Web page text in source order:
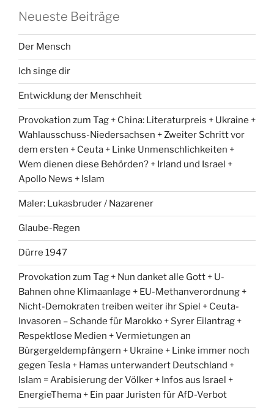
Neueste Beiträge
Der Mensch
Ich singe dir
Entwicklung der Menschheit
Provokation zum Tag + China: Literaturpreis + Ukraine +
Wahlausschuss-Niedersachsen + Zweiter Schritt vor
dem ersten + Ceuta + Linke Unmenschlichkeiten +
Wem dienen diese Behörden? + Irland und Israel +
Apollo News + Islam
Maler: Lukasbruder / Nazarener
Glaube-Regen
Dürre 1947
Provokation zum Tag + Nun danket alle Gott + U-
Bahnen ohne Klimaanlage + EU-Methanverordnung +
Nicht-Demokraten treiben weiter ihr Spiel + Ceuta-
Invasoren – Schande für Marokko + Syrer Eilantrag +
Respektlose Medien + Vermietungen an
Bürgergeldempfängern + Ukraine + Linke immer noch
gegen Tesla + Hamas unterwandert Deutschland +
Islam = Arabisierung der Völker + Infos aus Israel +
EnergieThema + Ein paar Juristen für AfD-Verbot